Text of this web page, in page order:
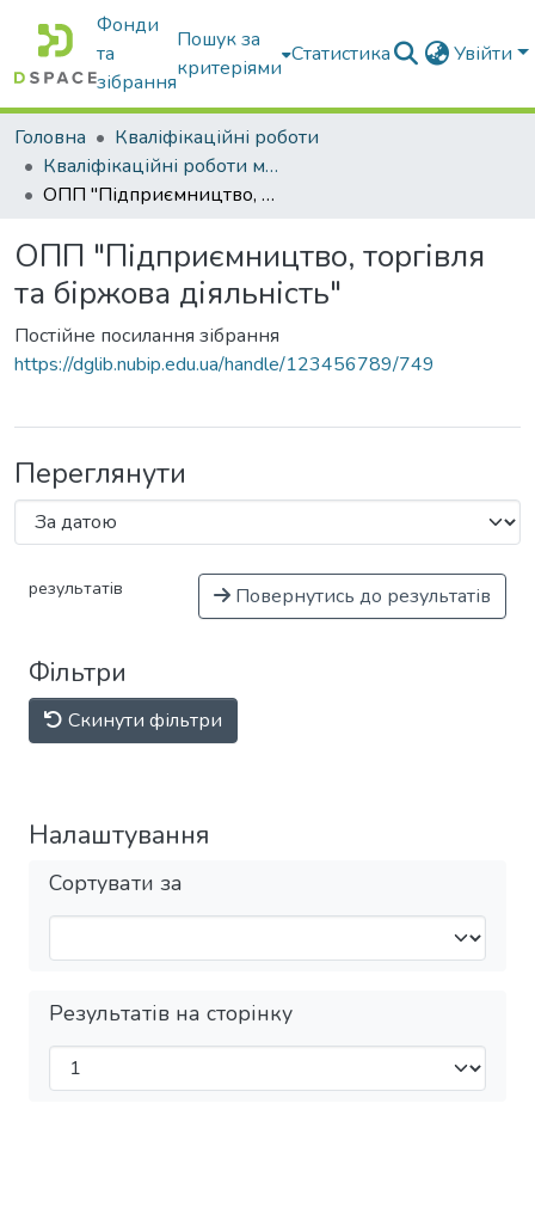
Фонди
та
зібрання
Пошук за
критеріями
Статистика Увійти
Головна
Кваліфікаційні роботи
Кваліфікаційні роботи магістрів
ОПП "Підприємництво, торгівля та біржова діяльність"
ОПП "Підприємництво, торгівля
та біржова діяльність"
Постійне посилання зібрання
https://dglib.nubip.edu.ua/handle/123456789/749
Переглянути
результатів Повернутись до результатів
Фільтри
Скинути фільтри
Налаштування
Сортувати за
Результатів на сторінку